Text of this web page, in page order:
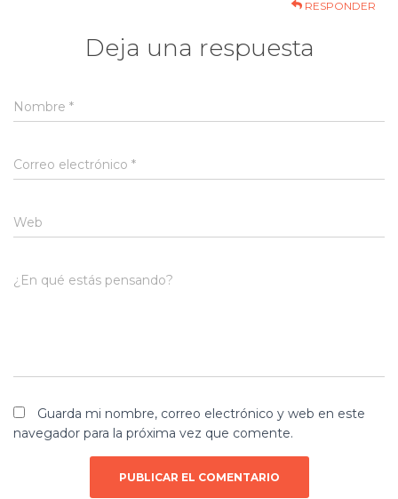
RESPONDER
Deja una respuesta
Nombre *
Correo electrónico *
Web
¿En qué estás pensando?
Guarda mi nombre, correo electrónico y web en este
navegador para la próxima vez que comente.